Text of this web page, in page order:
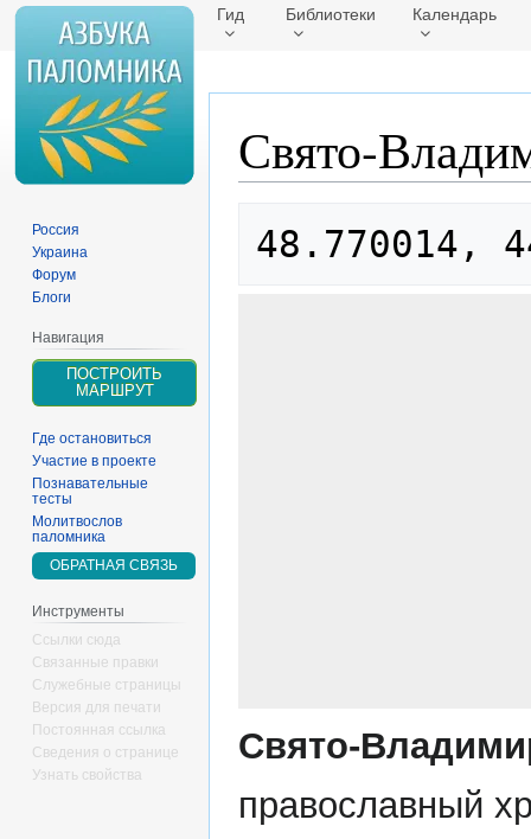
Гид Библиотеки Календарь
Свято-
48.770014,
Свято-
православный
Россия
Украина
Форум
Блоги
Навигация
ПОСТРОИТЬ
МАРШРУТ
Где остановиться
Участие в проекте
Познавательные
тесты
Молитвослов
паломника
ОБРАТНАЯ СВЯЗЬ
Инструменты
Ссылки сюда
Связанные правки
Служебные страницы
Версия для печати
Постоянная ссылка
Сведения о странице
Узнать свойства